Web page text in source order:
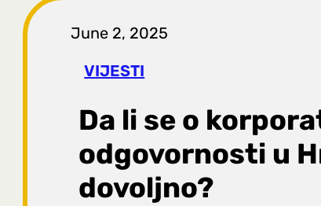
r
a
g
a
June 2, 2025
VIJESTI
Da li se o
odgovornosti u
dovoljno?